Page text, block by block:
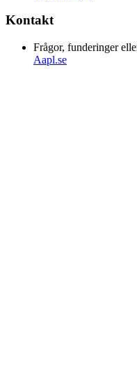
Kontakt
Frågor, funderinger
Aapl.se